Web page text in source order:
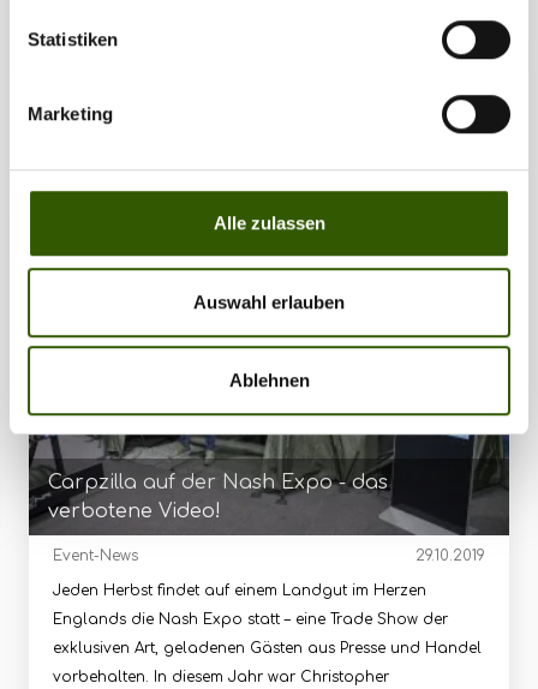
Statistiken
Marketing
Alle zulassen
Auswahl erlauben
Ablehnen
Carpzilla auf der Nash Expo - das
verbotene Video!
Event-News 29.10.2019
Jeden Herbst findet auf einem Landgut im Herzen
Englands die Nash Expo statt – eine Trade Show der
exklusiven Art, geladenen Gästen aus Presse und Handel
vorbehalten. In diesem Jahr war Christopher